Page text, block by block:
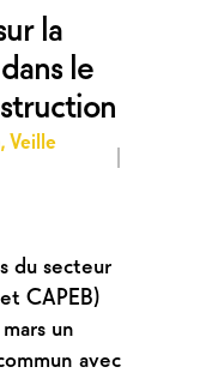
la
le
,Veille
du secteur
CAPEB)
un
avec